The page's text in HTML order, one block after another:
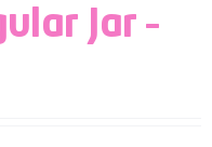
Jar –